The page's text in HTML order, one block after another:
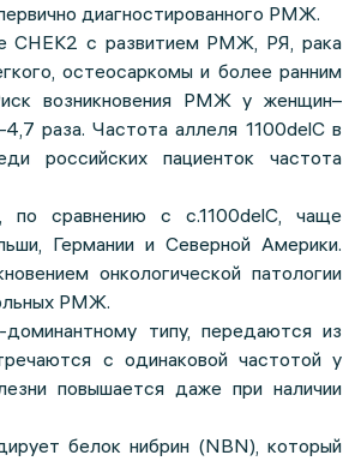
диагностированного РМЖ.
CHEK2 с развитием РМЖ, РЯ, рака
остеосаркомы и более ранним
возникновения РМЖ у женщин–
раза. Частота аллеля 1100delC в
российских пациенток частота
по сравнению с c.1100delC, чаще
Германии и Северной Америки.
онкологической патологии
РМЖ.
типу, передаются из
с одинаковой частотой у
повышается даже при наличии
белок нибрин (NBN), который